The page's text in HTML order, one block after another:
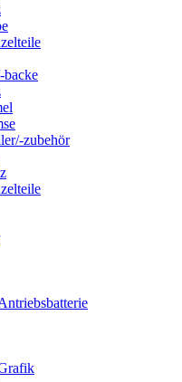
backe
zubehör